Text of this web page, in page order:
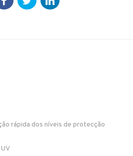
rápida dos níveis de protecção